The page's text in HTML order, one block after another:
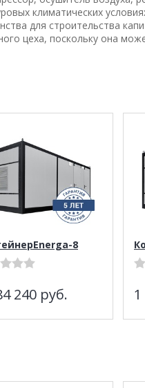
климатических
для строительства
цеха, поскольку она
8
240 руб.